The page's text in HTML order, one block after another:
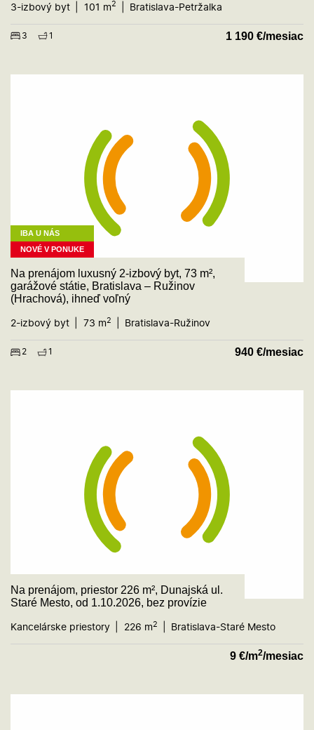
3-izbový byt 101 m2 Bratislava-Petržalka
3 1 1 190 €/mesiac
IBA U NÁS
NOVÉ V PONUKE
Na prenájom luxusný 2-izbový byt, 73 m²,
garážové státie, Bratislava – Ružinov
(Hrachová), ihneď voľný
2-izbový byt
73 m2 Bratislava-Ružinov
2 1 940 €/mesiac
Na prenájom, priestor 226 m², Dunajská ul.
Staré Mesto, od 1.10.2026, bez provízie
Kancelárske priestory
226 m2 Bratislava-Staré Mesto
9 €/m2/mesiac